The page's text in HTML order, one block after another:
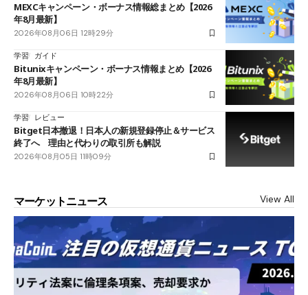
MEXCキャンペーン・ボーナス情報総まとめ【2026
年8月最新】
2026年08月06日 12時29分
学習 ガイド
Bitunixキャンペーン・ボーナス情報まとめ【2026
年8月最新】
2026年08月06日 10時22分
学習 レビュー
Bitget日本撤退！日本人の新規登録停止＆サービス
終了へ 理由と代わりの取引所も解説
2026年08月05日 11時09分
マーケットニュース View All